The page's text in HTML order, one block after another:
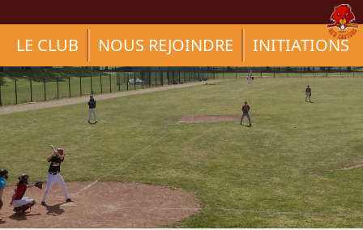
LE CLUB NOUS REJOINDRE INITIATIONS